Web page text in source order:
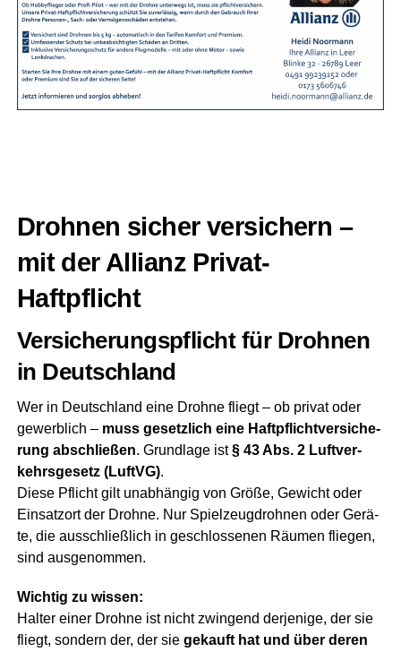
Droh­nen sicher ver­si­chern –
mit der Alli­anz Privat-
Haftpflicht
Ver­si­che­rungs­pflicht für Droh­nen
in Deutschland
Wer in Deutsch­land eine Droh­ne fliegt – ob pri­vat oder
gewerb­lich – muss gesetz­lich eine Haft­pflicht­ver­si­che­
rung abschlie­ßen. Grund­la­ge ist§ 43 Abs. 2 Luft­ver­
kehrs­ge­setz (LuftVG).
Die­se Pflicht gilt unab­hän­gig von Grö­ße, Gewicht oder
Ein­satz­ort der Droh­ne. Nur Spiel­zeug­droh­nen oder Gerä­
te, die aus­schließ­lich in geschlos­se­nen Räu­men flie­gen,
sind ausgenommen.
Wich­tig zu wis­sen:
Hal­ter einer Droh­ne ist nicht zwin­gend der­je­ni­ge, der sie
fliegt, son­dern der, der sie gekauft hat und über deren